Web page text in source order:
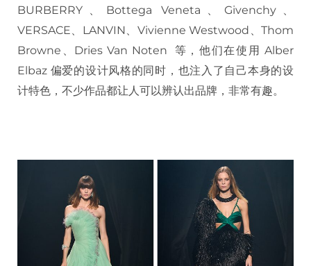
BURBERRY、Bottega Veneta、Givenchy、
VERSACE、LANVIN、Vivienne Westwood、Thom
Browne、Dries Van Noten 等，他们在使用 Alber
Elbaz 偏爱的设计风格的同时，也注入了自己本身的设
计特色，不少作品都让人可以辨认出品牌，非常有趣。